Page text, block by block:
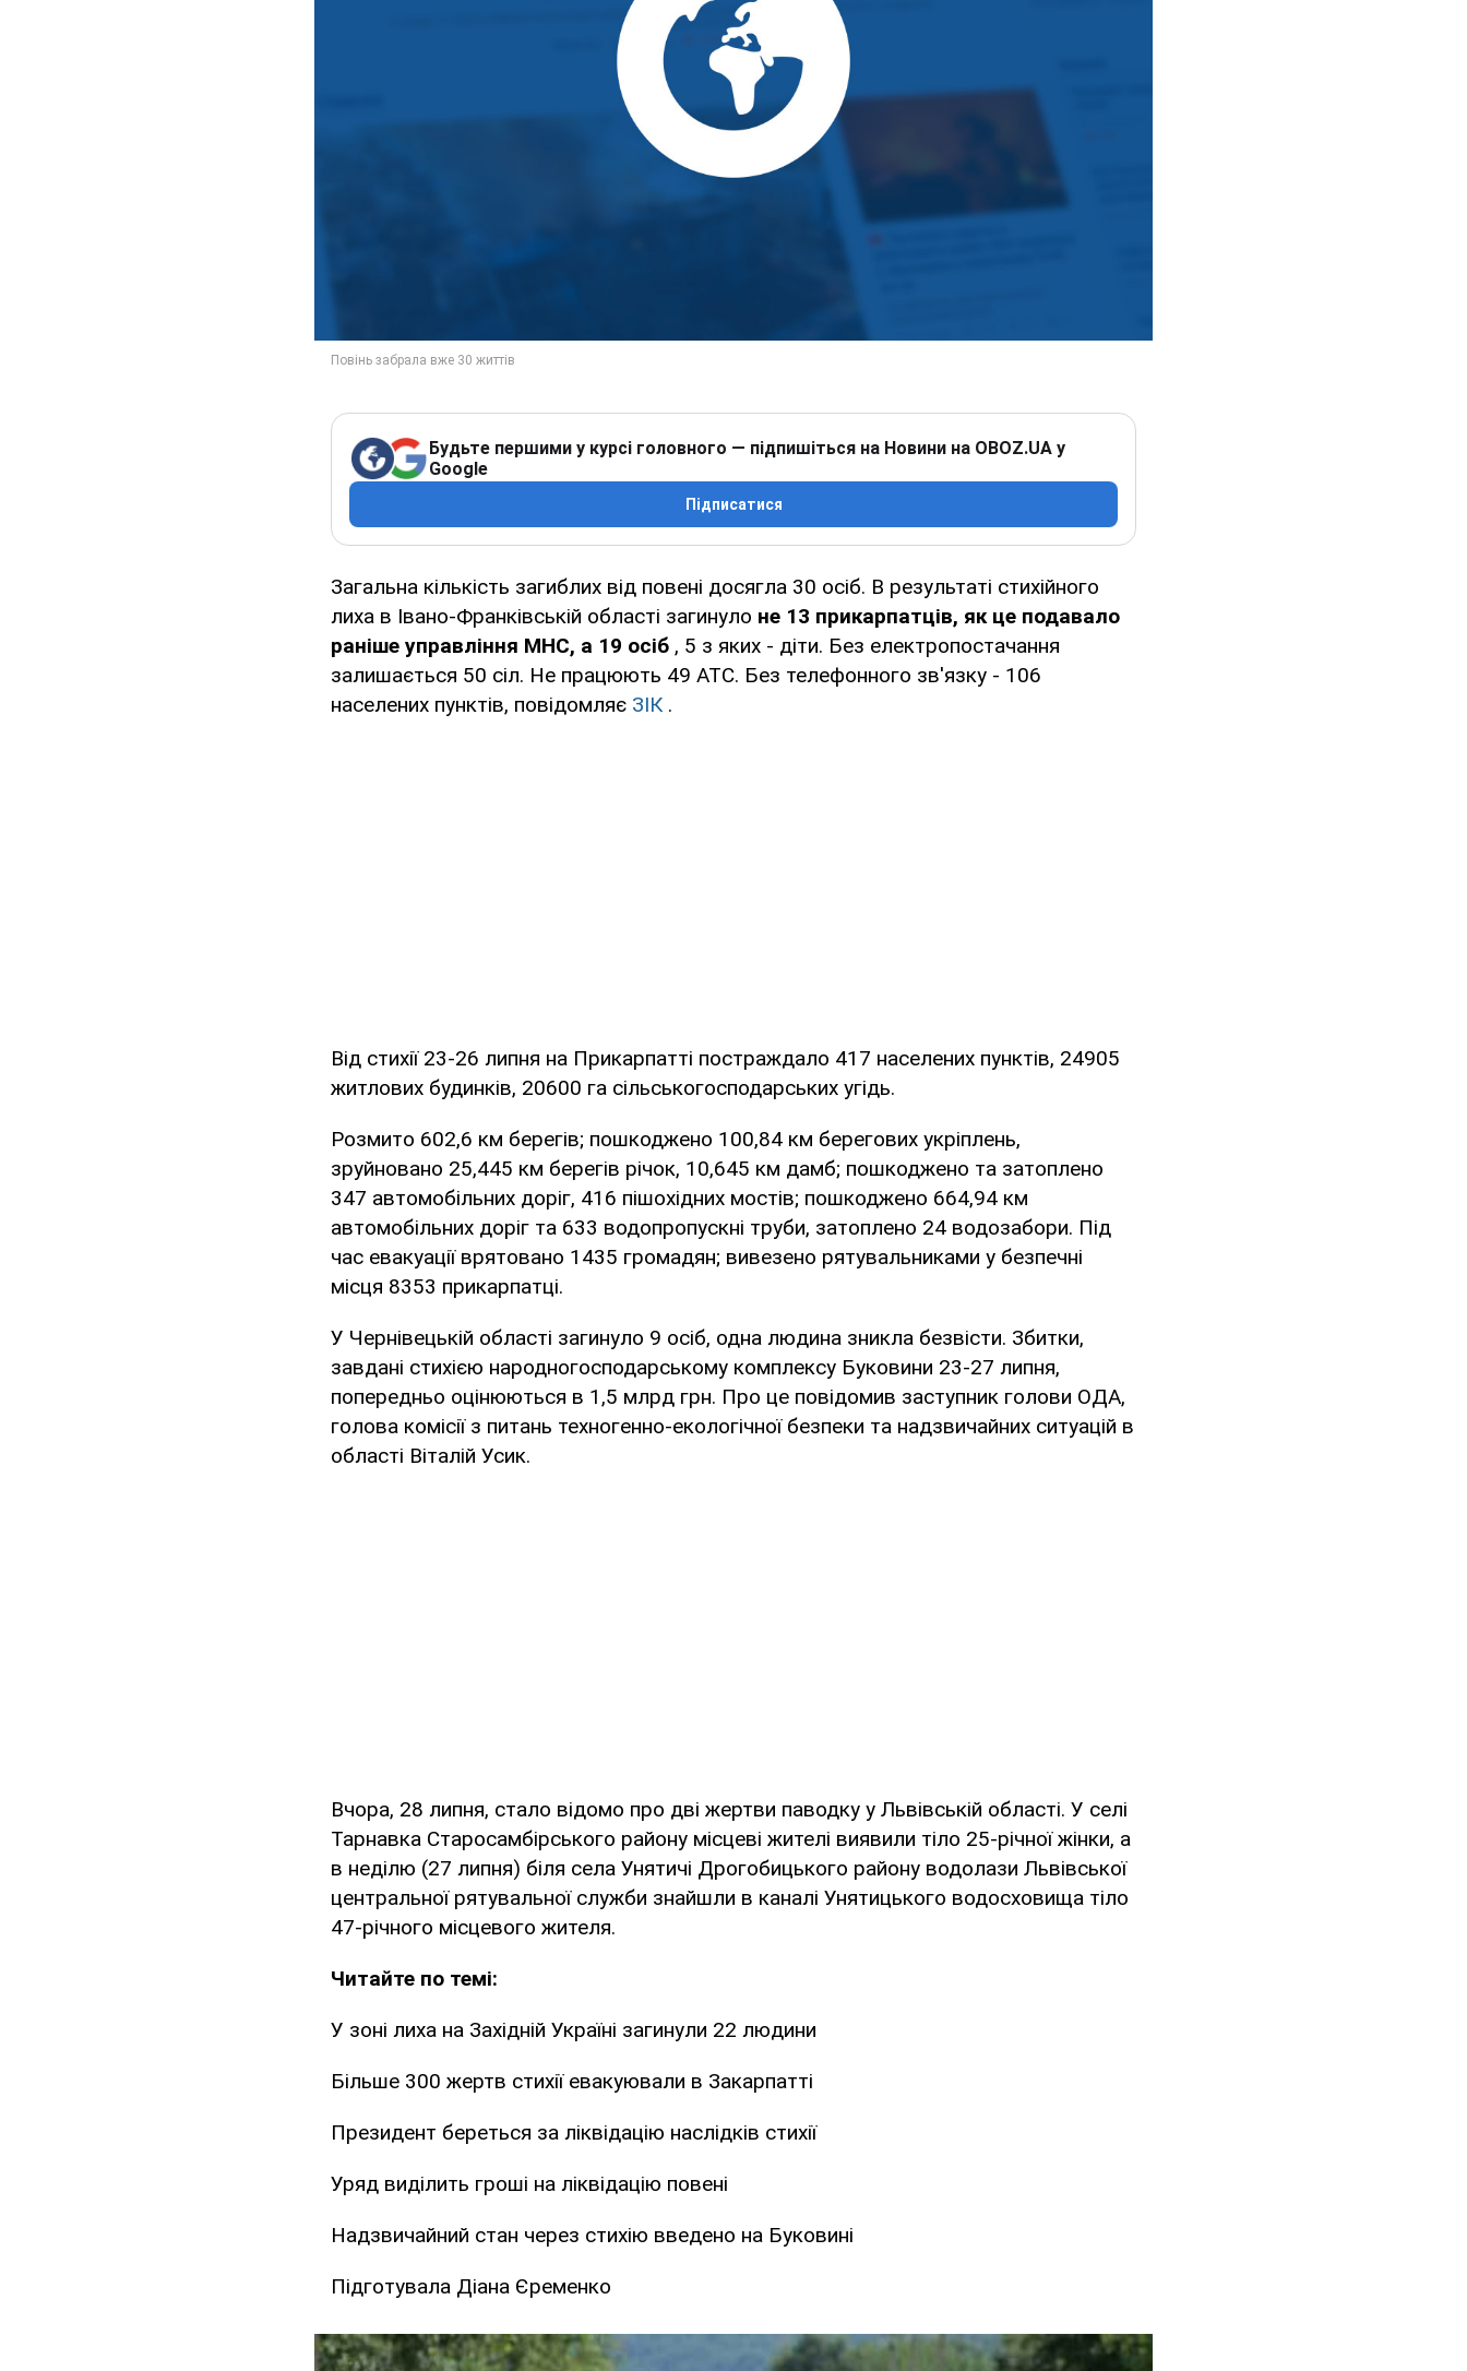
Будьте першими у курсі головного — підпишіться на Новини на OBOZ.UA у
Google
Підписатися
Загальна кількість загиблих від повені досягла 30 осіб. В результаті стихійного
лиха в Івано-Франківській області загинуло не 13 прикарпатців, як це подавало
раніше управління МНС, а 19 осіб , 5 з яких - діти. Без електропостачання
залишається 50 сіл. Не працюють 49 АТС. Без телефонного зв'язку - 106
населених пунктів, повідомляє ЗІК.
Від стихії 23-26 липня на Прикарпатті постраждало 417 населених пунктів, 24905
житлових будинків, 20600 га сільськогосподарських угідь.
Розмито 602,6 км берегів; пошкоджено 100,84 км берегових укріплень,
зруйновано 25,445 км берегів річок, 10,645 км дамб; пошкоджено та затоплено
347 автомобільних доріг, 416 пішохідних мостів; пошкоджено 664,94 км
автомобільних доріг та 633 водопропускні труби, затоплено 24 водозабори. Під
час евакуації врятовано 1435 громадян; вивезено рятувальниками у безпечні
місця 8353 прикарпатці.
У Чернівецькій області загинуло 9 осіб, одна людина зникла безвісти. Збитки,
завдані стихією народногосподарському комплексу Буковини 23-27 липня,
попередньо оцінюються в 1,5 млрд грн. Про це повідомив заступник голови ОДА,
голова комісії з питань техногенно-екологічної безпеки та надзвичайних ситуацій в
області Віталій Усик.
Вчора, 28 липня, стало відомо про дві жертви паводку у Львівській області. У селі
Тарнавка Старосамбірського району місцеві жителі виявили тіло 25-річної жінки, а
в неділю (27 липня) біля села Унятичі Дрогобицького району водолази Львівської
центральної рятувальної служби знайшли в каналі Унятицького водосховища тіло
47-річного місцевого жителя.
Читайте по темі:
У зоні лиха на Західній Україні загинули 22 людини
Більше 300 жертв стихії евакуювали в Закарпатті
Президент береться за ліквідацію наслідків стихії
Уряд виділить гроші на ліквідацію повені
Надзвичайний стан через стихію введено на Буковині
Підготувала Діана Єременко